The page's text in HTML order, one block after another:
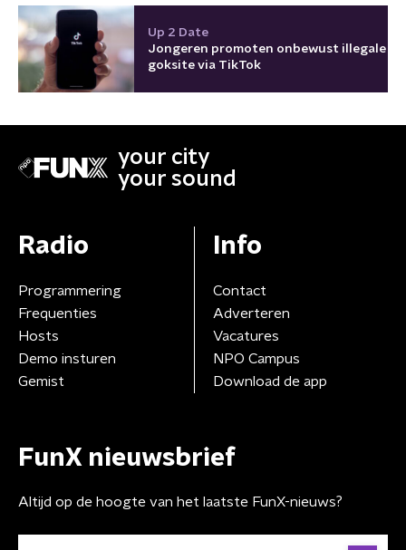
Up 2 Date
Jongeren promoten onbewust illegale
goksite via TikTok
your city
your sound
Radio
Programmering
Frequenties
Hosts
Demo insturen
Gemist
Info
Contact
Adverteren
Vacatures
NPO Campus
Download de app
FunX nieuwsbrief
Altijd op de hoogte van het laatste FunX-nieuws?